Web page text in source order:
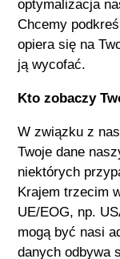
optymalizacja
Chcemy
opiera się na
ją wycofać.
Kto zobaczy
W związku z
Twoje dane
niektórych
Krajem trzecim
UE/EOG, np.
mogą być nasi
danych odbywa